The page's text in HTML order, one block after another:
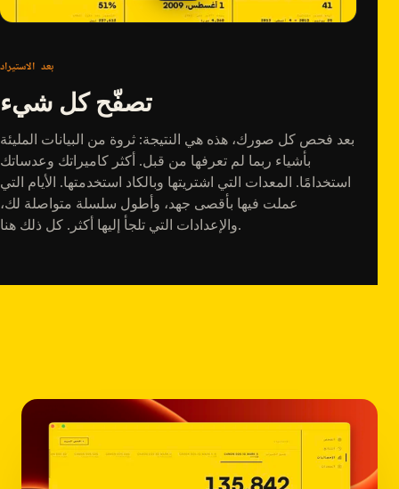
بعد الاستيراد
تصفّح كل شيء
بعد فحص كل صورك، هذه هي النتيجة: ثروة من البيانات المليئة
بأشياء ربما لم تعرفها من قبل. أكثر كاميراتك وعدساتك
استخدامًا. المعدات التي اشتريتها وبالكاد استخدمتها. الأيام التي
عملت فيها بأقصى جهد، وأطول سلسلة متواصلة لك،